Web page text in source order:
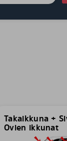
Takaikkuna +
Ovien ikkunat